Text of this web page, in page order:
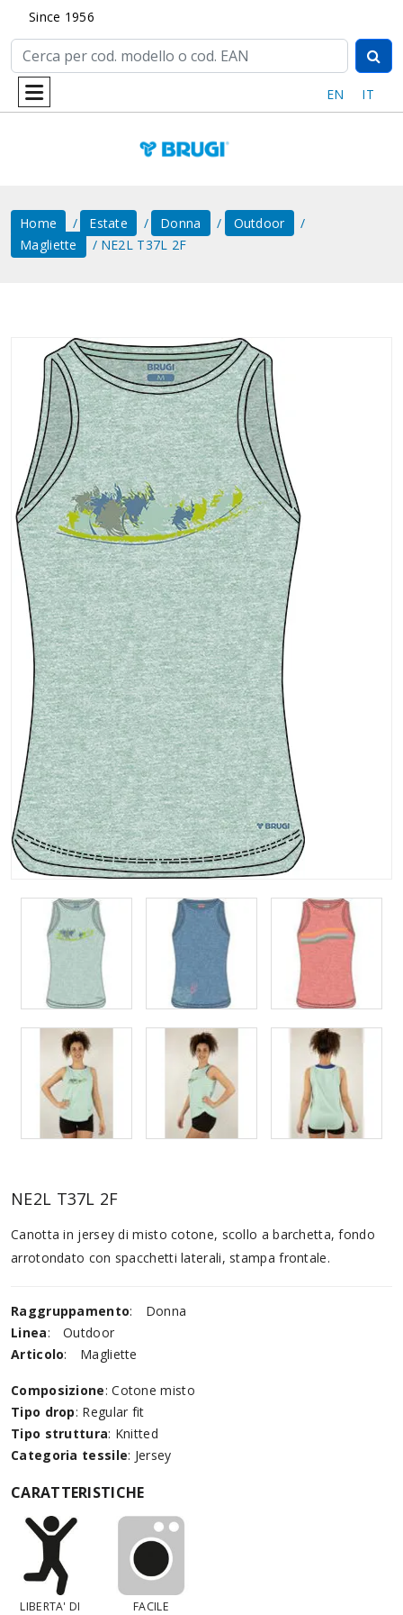
Since 1956
EN IT
Home Estate Donna
Outdoor
Magliette
NE2L T37L 2F
NE2L T37L 2F
Canotta in jersey di misto cotone, scollo a barchetta, fondo
arrotondato con spacchetti laterali, stampa frontale.
Raggruppamento:
Donna
Linea:
Outdoor
Articolo: Magliette
Composizione: Cotone misto
Tipo drop: Regular fit
Tipo struttura: Knitted
Categoria tessile: Jersey
CARATTERISTICHE
LIBERTA' DI FACILE